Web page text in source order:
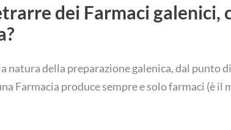
dei Farmaci galenici,
natura della preparazione galenica, dal punto
Farmacia produce sempre e solo farmaci (è il